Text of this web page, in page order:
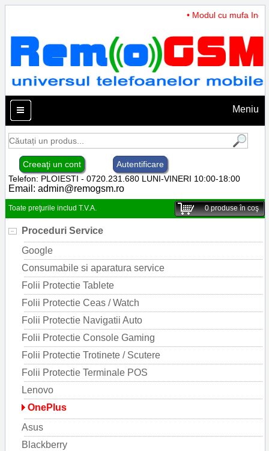
• Modul cu mufa
Meniu
Creeaţi un cont
Autentificare
Telefon: PLOIESTI - 0720.231.680 LUNI-VINERI 10:00-18:00
Email: admin@remogsm.ro
Toate preţurile includ T.V.A. 0produse în coş
Proceduri Service
Google
Consumabile si aparatura service
Folii Protectie Tablete
Folii Protectie Ceas / Watch
Folii Protectie Navigatii Auto
Folii Protectie Console Gaming
Folii Protectie Trotinete / Scutere
Folii Protectie Terminale POS
Lenovo
OnePlus
Asus
Blackberry